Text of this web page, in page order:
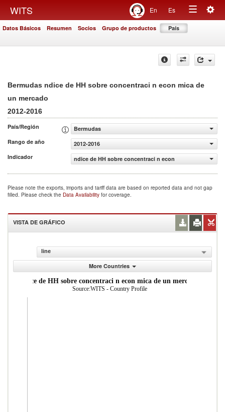
WITS En Es
Toggle
Datos Básicos Resumen Socios Grupo de productos País
Bermudas ndice de HH sobre concentraci n econ mica de
un mercado
2012-2016
País/Región
Bermudas
Rango de año
2012-2016
Indicador
ndice de HH sobre concentraci n econ mica de un
Please note the exports, imports and tariff data are based on reported data and not gap
filled. Please check the Data Availability for coverage.
VISTA DE GRÁFICO
line
More Countries
ndice de HH sobre concentraci n econ mica de un mercado
Source:WITS - Country Profile